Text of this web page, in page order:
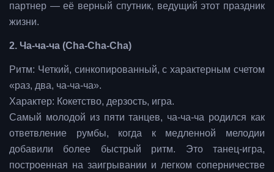
партнер — её верный спутник, ведущий этот праздник
жизни.
2. Ча-ча-ча (Cha-Cha-Cha)
Ритм: Четкий, синкопированный, с характерным счетом
«раз, два, ча-ча-ча».
Характер: Кокетство, дерзость, игра.
Самый молодой из пяти танцев, ча-ча-ча родился как
ответвление румбы, когда к медленной мелодии
добавили более быстрый ритм. Это танец-игра,
построенная на заигрывании и легком соперничестве